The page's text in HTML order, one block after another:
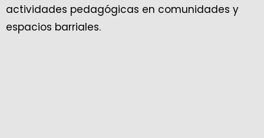
actividades pedagógicas en comunidades y
espacios barriales.